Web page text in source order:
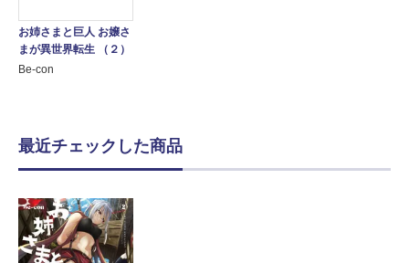
お姉さまと巨人 お嬢さ
まが異世界転生 （２）
Be-con
最近チェックした商品